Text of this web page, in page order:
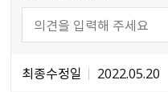
최종수정일 2022.05.20